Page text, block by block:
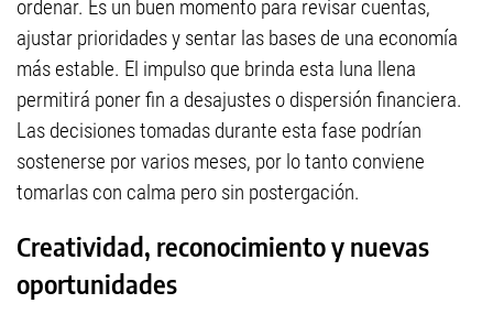
ordenar. Es un buen momento para revisar cuentas,
ajustar prioridades y sentar las bases de una economía
más estable. El impulso que brinda esta luna llena
permitirá poner fin a desajustes o dispersión financiera.
Las decisiones tomadas durante esta fase podrían
sostenerse por varios meses, por lo tanto conviene
tomarlas con calma pero sin postergación.
Creatividad, reconocimiento y nuevas
oportunidades